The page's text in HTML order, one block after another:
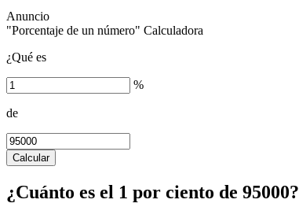
"Porcentaje de un número" Calculadora
¿Qué es
%
de
Calcular
¿Cuánto es el 1 por ciento de 95000?